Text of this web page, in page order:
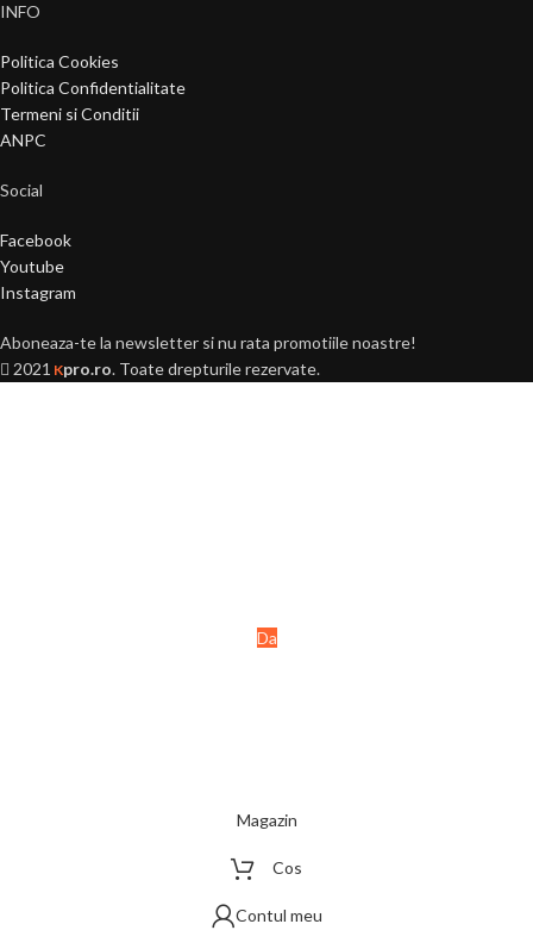
INFO
Politica Cookies
Politica Confidentialitate
Termeni si Conditii
ANPC
Social
Facebook
Youtube
Instagram
Aboneaza-te la newsletter si nu rata promotiile noastre!
2021 Kpro.ro. Toate drepturile rezervate.
Da
Magazin
Cos
Contul meu